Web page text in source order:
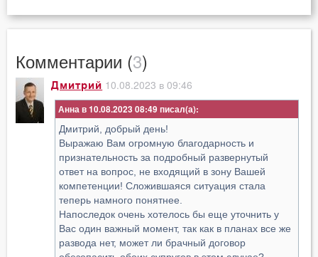
Комментарии (3)
Дмитрий 10.08.2023 в 09:46
Анна в 10.08.2023 08:49
Дмитрий, добрый день!
Выражаю Вам огромную благодарность и
признательность за подробный развернутый
ответ на вопрос, не входящий в зону Вашей
компетенции! Сложившаяся ситуация стала
теперь намного понятнее.
Напоследок очень хотелось бы еще уточнить у
Вас один важный момент, так как в планах все же
развода нет, может ли брачный договор